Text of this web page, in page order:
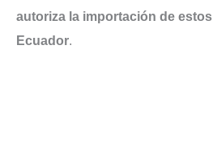
autoriza la importación de
Ecuador.